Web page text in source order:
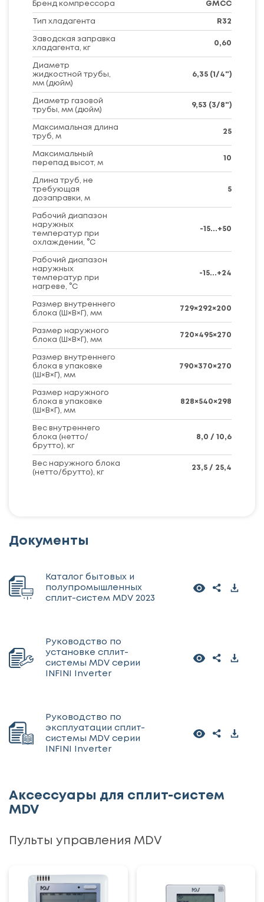
Бренд компрессора GMCC
Тип хладагента R32
Заводская заправка
хладагента, кг
0,60
Диаметр
жидкостной трубы,
мм (дюйм)
6,35 (1/4")
Диаметр газовой
трубы, мм (дюйм)
9,53 (3/8")
Максимальная длина
труб, м
25
Максимальный
перепад высот, м
10
Длина труб, не
требующая
дозаправки, м
5
Рабочий диапазон
наружных
температур при
охлаждении, °C
-15...+50
Рабочий диапазон
наружных
температур при
нагреве, °C
-15...+24
Размер внутреннего
блока (Ш×В×Г), мм
729×292×200
Размер наружного
блока (Ш×В×Г), мм
720×495×270
Размер внутреннего
блока в упаковке
(Ш×В×Г), мм
790×370×270
Размер наружного
блока в упаковке
(Ш×В×Г), мм
828×540×298
Вес внутреннего
блока (нетто/
брутто), кг
8,0 / 10,6
Вес наружного блока
(нетто/брутто), кг
23,5 / 25,4
Документы
Каталог бытовых и
полупромышленных
сплит-систем MDV 2023
Руководство по
установке сплит-
системы MDV серии
INFINI Inverter
Руководство по
эксплуатации сплит-
системы MDV серии
INFINI Inverter
Аксессуары для сплит-систем
MDV
Пульты управления MDV